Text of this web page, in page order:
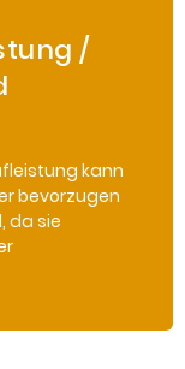
/
kann
bevorzugen
da sie